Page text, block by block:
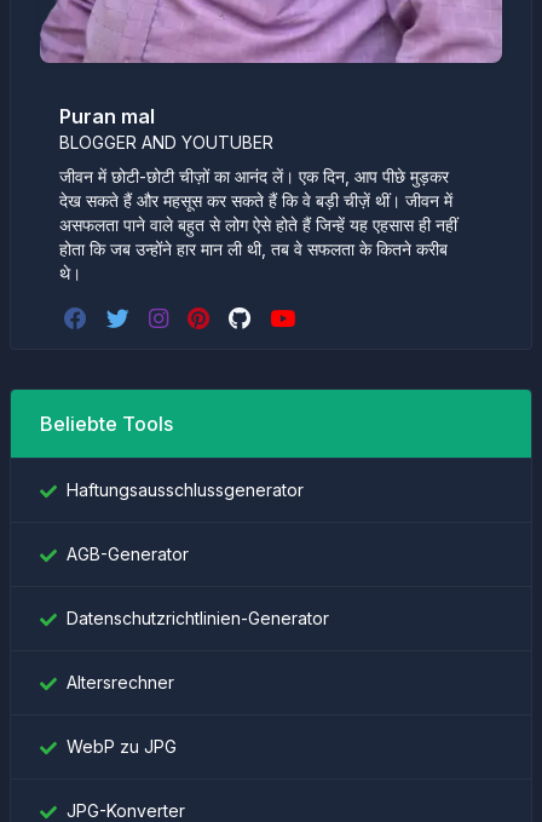
Puran mal
BLOGGER AND YOUTUBER
जीवन में छोटी-छोटी चीज़ों का आनंद लें। एक दिन, आप पीछे मुड़कर
देख सकते हैं और महसूस कर सकते हैं कि वे बड़ी चीज़ें थीं। जीवन में
असफलता पाने वाले बहुत से लोग ऐसे होते हैं जिन्हें यह एहसास ही नहीं
होता कि जब उन्होंने हार मान ली थी, तब वे सफलता के कितने करीब
थे।
Beliebte Tools
Haftungsausschlussgenerator
AGB-Generator
Datenschutzrichtlinien-Generator
Altersrechner
WebP zu JPG
JPG-Konverter